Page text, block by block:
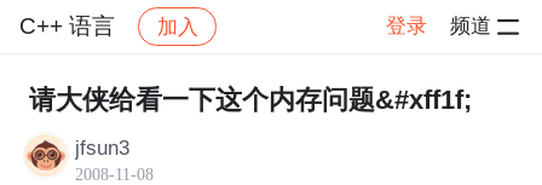
C++ 语言 加入 登录 频道
社区 C++ 语言 帖子详情
请大侠给看一下这个内存问题&#xff1f;
jfsun3
2008-11-08